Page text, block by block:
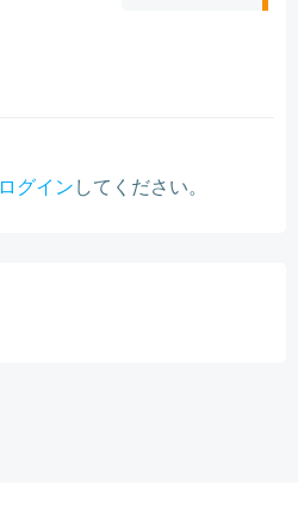
ログインしてください。